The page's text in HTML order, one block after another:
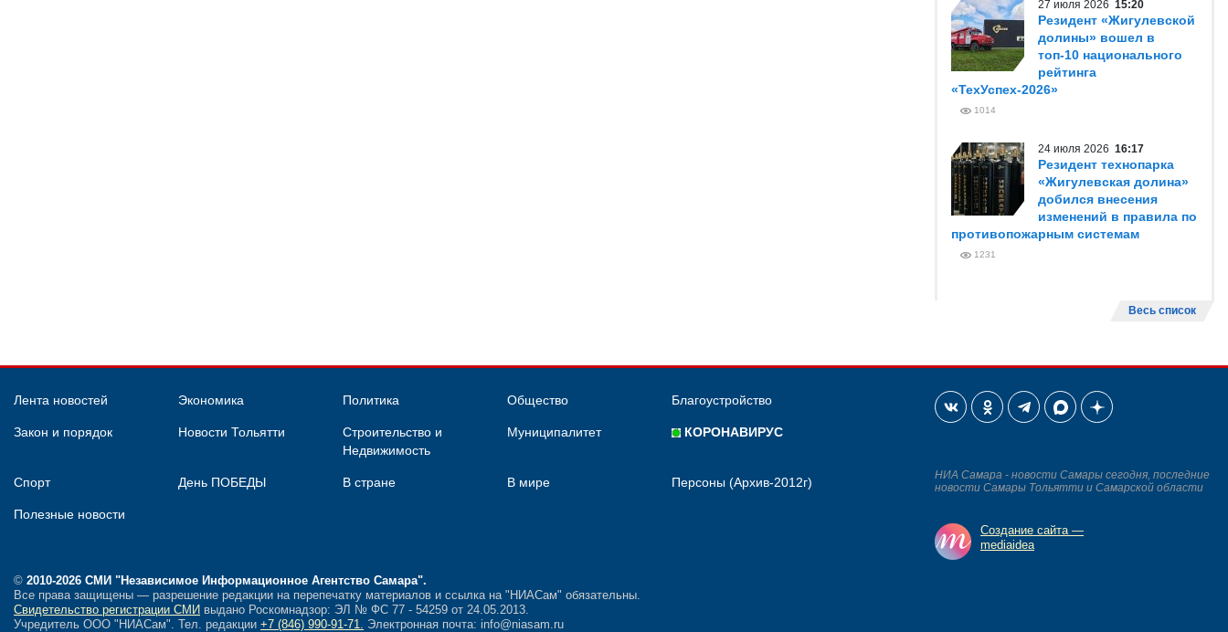
27 июля 2026 15:20
Резидент «Жигулевской
долины» вошел в
топ-10 национального
рейтинга
«ТехУспех-2026»
1014
24 июля 2026 16:17
Резидент технопарка
«Жигулевская долина»
добился внесения
изменений в правила по
противопожарным системам
1231
Весь список
Лента новостей Экономика Политика Общество Благоустройство
Закон и порядок Новости Тольятти
Строительство и
Недвижимость
Муниципалитет КОРОНАВИРУС
Спорт День ПОБЕДЫ В стране В мире Персоны (Архив-2012г)
Полезные новости
© 2010-2026 СМИ "Независимое Информационное Агентство Самара".
Все права защищены — разрешение редакции на перепечатку материалов и ссылка на "НИАСам" обязательны.
Свидетельство регистрации СМИ выдано Роскомнадзор: ЭЛ № ФС 77 - 54259 от 24.05.2013.
Учредитель ООО "НИАСам". Тел. редакции +7 (846) 990-91-71. Электронная почта: info@niasam.ru
НИА Самара - новости Самары сегодня, последние
новости Самары Тольятти и Самарской области
Создание сайта —
mediaidea